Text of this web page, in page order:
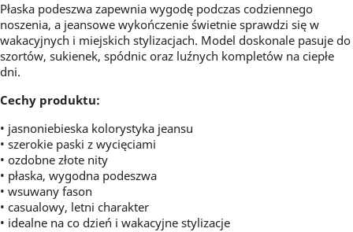
Płaska podeszwa zapewnia wygodę podczas codziennego
noszenia, a jeansowe wykończenie świetnie sprawdzi się w
wakacyjnych i miejskich stylizacjach. Model doskonale pasuje do
szortów, sukienek, spódnic oraz luźnych kompletów na ciepłe
dni.
Cechy produktu:
• jasnoniebieska kolorystyka jeansu
• szerokie paski z wycięciami
• ozdobne złote nity
• płaska, wygodna podeszwa
• wsuwany fason
• casualowy, letni charakter
• idealne na co dzień i wakacyjne stylizacje